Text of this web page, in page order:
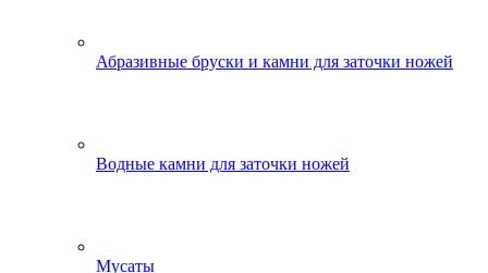
Абразивные бруски и камни для заточки ножей
Водные камни для заточки ножей
Мусаты